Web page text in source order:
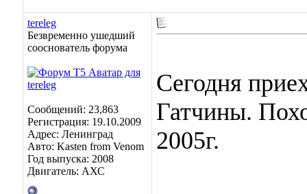
tereleg
Безвременно ушедший
сооснователь форума
Сообщений: 23,863
Регистрация: 19.10.2009
Адрес: Ленинград
Авто: Kasten from Venom
Год выпуска: 2008
Двигатель: АХС
Сегодня
Гатчины.
2005г.